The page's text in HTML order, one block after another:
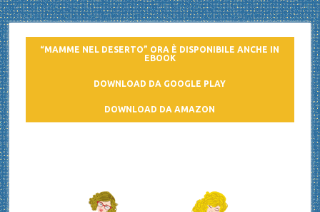
“MAMME NEL DESERTO” ORA È DISPONIBILE ANCHE IN
EBOOK
DOWNLOAD DA GOOGLE PLAY
DOWNLOAD DA AMAZON